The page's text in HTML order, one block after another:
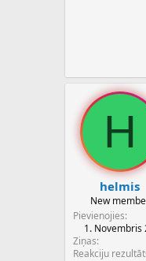
H
helmis
New
Pievienojies
1. Novembris
Ziņas
Reakciju